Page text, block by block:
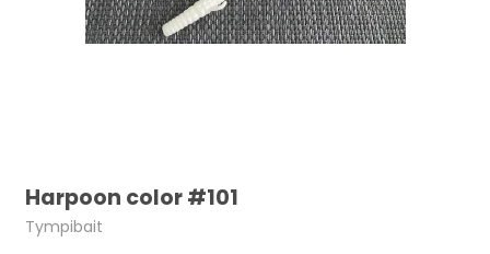
Harpoon color #101
Tympibait